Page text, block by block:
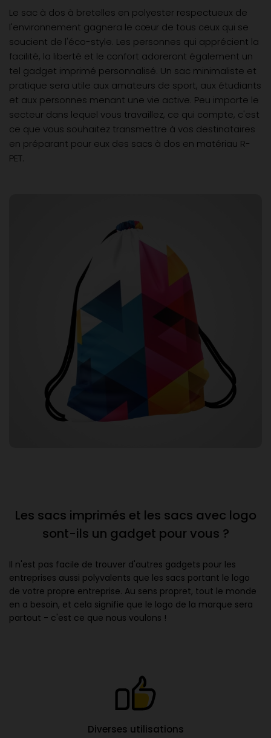
Le sac à dos à bretelles en polyester respectueux de
l'environnement gagnera le cœur de tous ceux qui se
soucient de l'éco-style. Les personnes qui apprécient la
facilité, la liberté et le confort adoreront également un
tel gadget imprimé personnalisé. Un sac minimaliste et
pratique sera utile aux amateurs de sport, aux étudiants
et aux personnes menant une vie active. Peu importe le
secteur dans lequel vous travaillez, ce qui compte, c'est
ce que vous souhaitez transmettre à vos destinataires
en préparant pour eux des sacs à dos en matériau R-
PET.
Les sacs imprimés et les sacs avec logo
sont-ils un gadget pour vous ?
Il n'est pas facile de trouver d'autres gadgets pour les
entreprises aussi polyvalents que les sacs portant le logo
de votre propre entreprise. Au sens propret, tout le monde
en a besoin, et cela signifie que le logo de la marque sera
partout - c'est ce que nous voulons !
Diverses utilisations